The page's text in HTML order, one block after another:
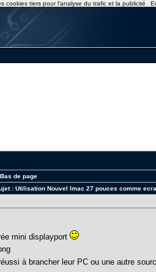
Bas de page
:Utilisation Nouvel Imac 27 pouces comme
mini displayport
à brancher leur PC ou une autre
cookies tiers pour l'analyse du trafic et la publicité